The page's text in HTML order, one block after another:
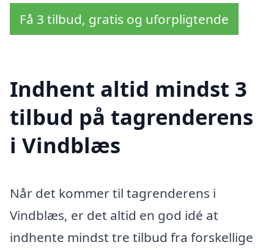
Få 3 tilbud, gratis og uforpligtende
Indhent altid mindst 3
tilbud på tagrenderens
i Vindblæs
Når det kommer til tagrenderens i
Vindblæs, er det altid en god idé at
indhente mindst tre tilbud fra forskellige